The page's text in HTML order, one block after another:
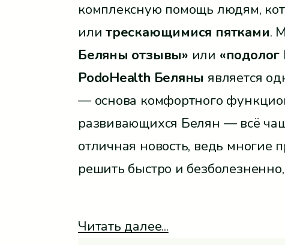
комплексную помощь людям,
илитрескающимися пятками.
Беляны отзывы» или
PodoHealth Беляны является
— основа комфортного
развивающихся Белян — всё
отличная новость, ведь многие
решить быстро и
Читать далее...